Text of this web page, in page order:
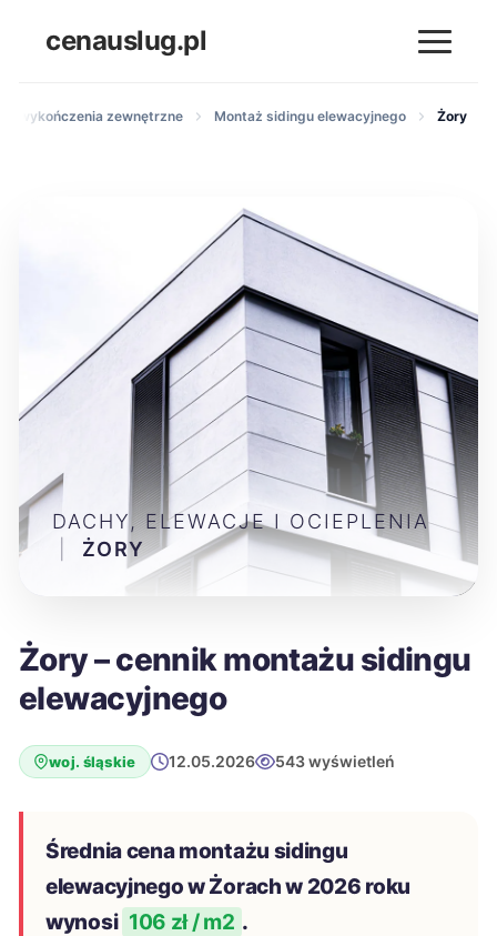
cenauslug.pl
i wykończenia zewnętrzne Montaż sidingu elewacyjnego Żory
Żory – cennik montażu sidingu
elewacyjnego
woj. śląskie 12.05.2026 543 wyświetleń
Średnia cena montażu sidingu
elewacyjnego w Żorach w 2026 roku
wynosi 106 zł / m2 .
DACHY, ELEWACJE I OCIEPLENIA
ŻORY